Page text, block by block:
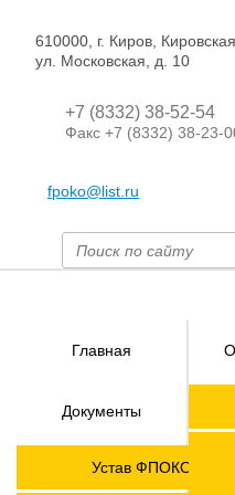
610000, г. Киров, Кировская
ул. Московская, д. 10
+7 (8332) 38-52-54
Факс +7 (8332) 38-23-
fpoko@list.ru
Главная
Документы
Устав ФПОКО с
Членские